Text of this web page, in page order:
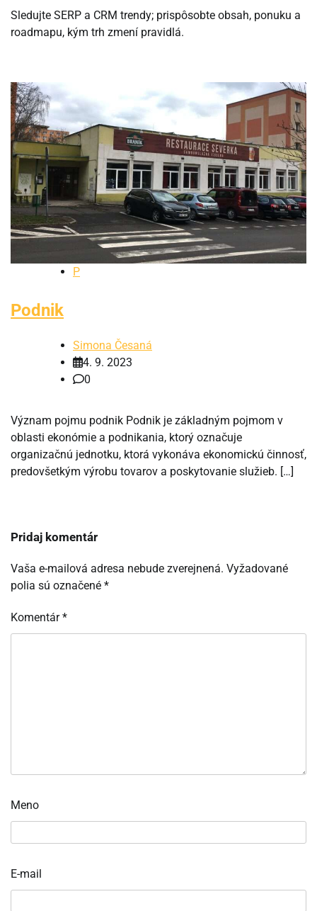
Sledujte SERP a CRM trendy; prispôsobte obsah, ponuku a
roadmapu, kým trh zmení pravidlá.
P
Podnik
Simona Česaná
4. 9. 2023
0
Význam pojmu podnik Podnik je základným pojmom v
oblasti ekonómie a podnikania, ktorý označuje
organizačnú jednotku, ktorá vykonáva ekonomickú činnosť,
predovšetkým výrobu tovarov a poskytovanie služieb. […]
Pridaj komentár
Vaša e-mailová adresa nebude zverejnená. Vyžadované
polia sú označené *
Komentár*
Meno
E-mail